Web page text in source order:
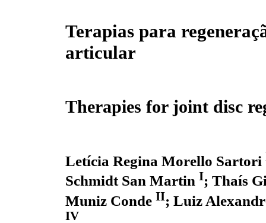
Terapias para
articular
Therapies for joint disc
Letícia Regina Morello Sartori
Schmidt San Martin I; Thaís
Muniz Conde II; Luiz
IV